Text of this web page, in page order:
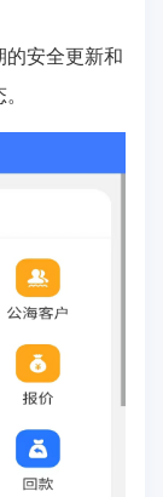
的安全更新和